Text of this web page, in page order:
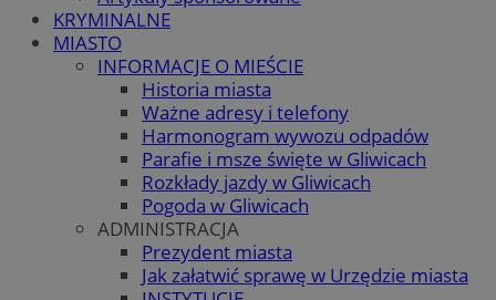
KRYMINALNE
MIASTO
INFORMACJE O MIEŚCIE
Historia miasta
Ważne adresy i telefony
Harmonogram wywozu odpadów
Parafie i msze święte w Gliwicach
Rozkłady jazdy w Gliwicach
Pogoda w Gliwicach
ADMINISTRACJA
Prezydent miasta
Jak załatwić sprawę w Urzędzie miasta